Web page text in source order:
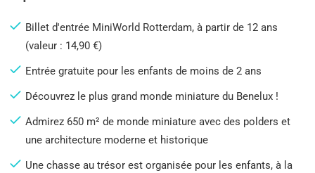
Billet d'entrée MiniWorld Rotterdam, à partir de 12 ans
(valeur : 14,90 €)
Entrée gratuite pour les enfants de moins de 2 ans
Découvrez le plus grand monde miniature du Benelux !
Admirez 650 m² de monde miniature avec des polders et
une architecture moderne et historique
Une chasse au trésor est organisée pour les enfants, à la